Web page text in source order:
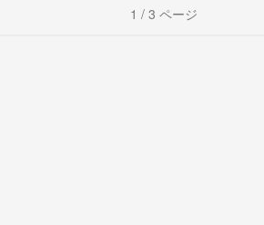
1 / 3 ページ